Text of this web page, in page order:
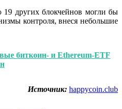
других блокчейнов могли бы
контроля, внеся небольшие
биткоин- и Ethereum-ETF
Источник: happycoin.club